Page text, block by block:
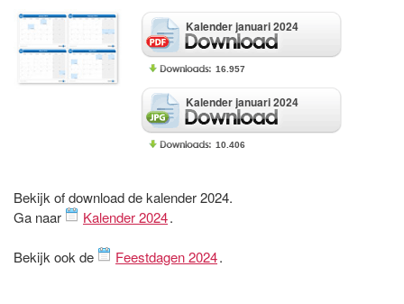
Kalender januari 2024
16.957
Kalender januari 2024
10.406
Bekijk of download de kalender 2024.
Ga naar
Kalender 2024.
Bekijk ook de Feestdagen 2024.